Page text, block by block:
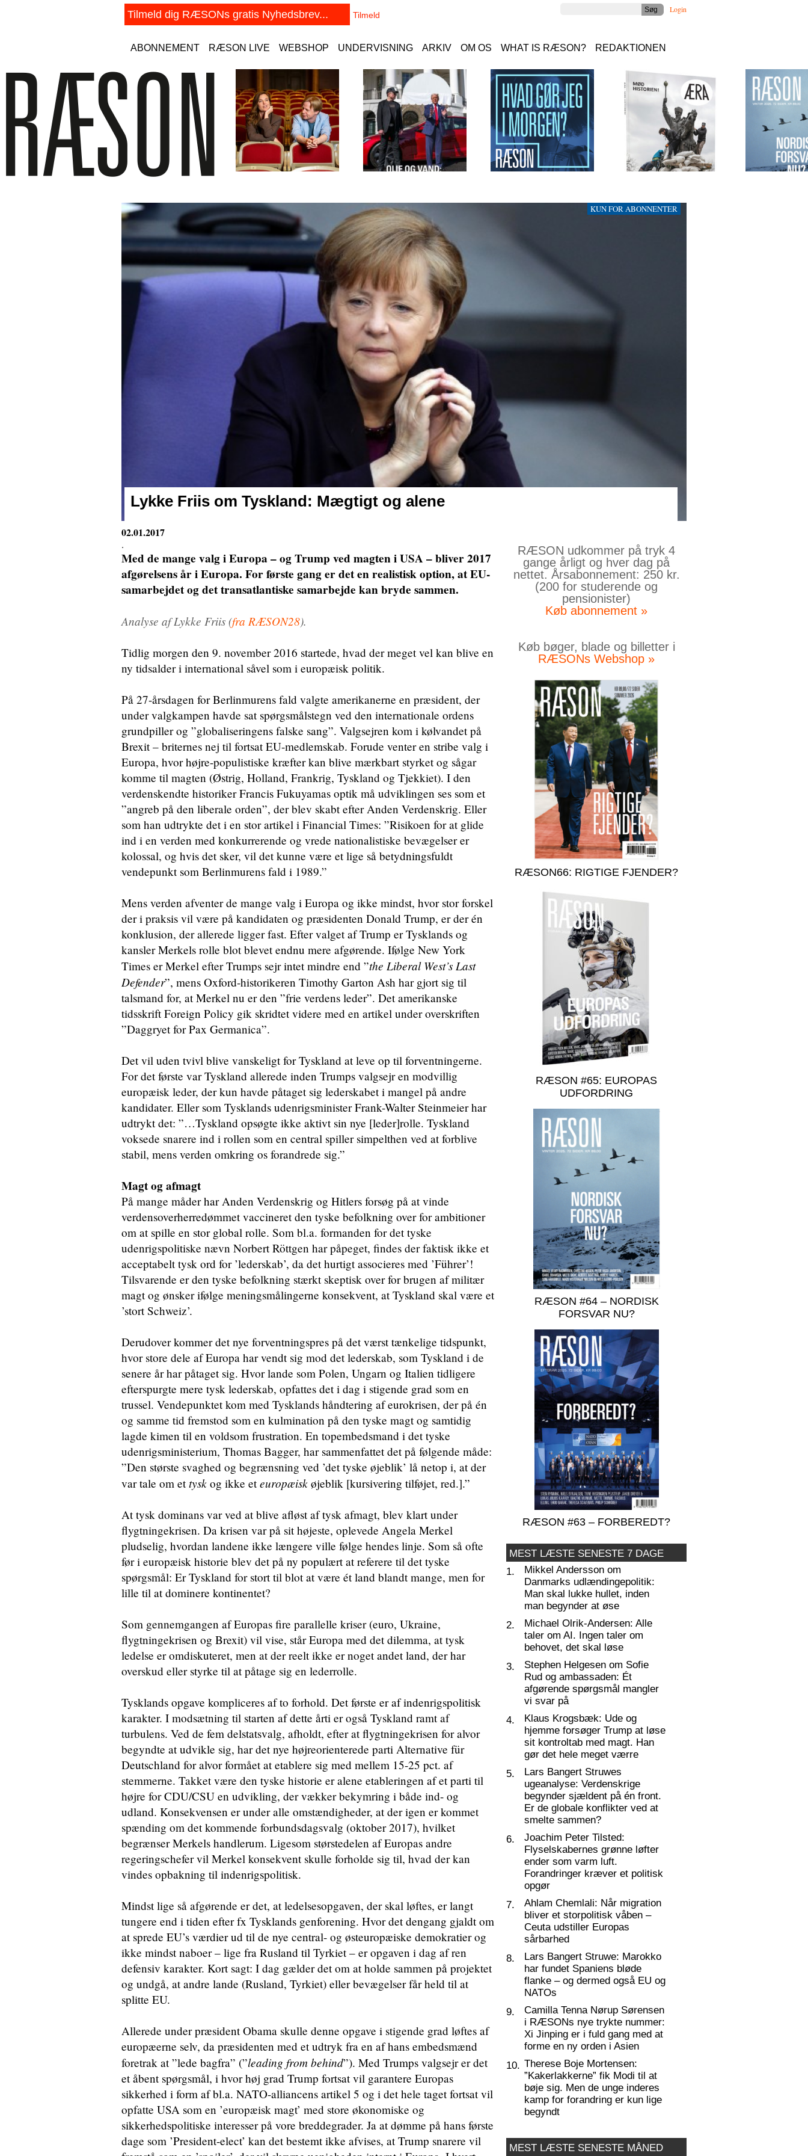
Login
ABONNEMENT RÆSON LIVE WEBSHOP UNDERVISNING ARKIV OM OS WHAT IS RÆSON? REDAKTIONEN
KUN FOR ABONNENTER
Lykke Friis om Tyskland: Mægtigt og alene
02.01.2017
.
Med de mange valg i Europa – og Trump ved magten i USA – bliver 2017
afgørelsens år i Europa. For første gang er det en realistisk option, at EU-
samarbejdet og det transatlantiske samarbejde kan bryde sammen.
Analyse af Lykke Friis (fra RÆSON28).
Tidlig morgen den 9. november 2016 startede, hvad der meget vel kan blive en
ny tidsalder i international såvel som i europæisk politik.
På 27-årsdagen for Berlinmurens fald valgte amerikanerne en præsident, der
under valgkampen havde sat spørgsmålstegn ved den internationale ordens
grundpiller og ”globaliseringens falske sang”. Valgsejren kom i kølvandet på
Brexit – briternes nej til fortsat EU-medlemskab. Forude venter en stribe valg i
Europa, hvor højre-populistiske kræfter kan blive mærkbart styrket og sågar
komme til magten (Østrig, Holland, Frankrig, Tyskland og Tjekkiet). I den
verdenskendte historiker Francis Fukuyamas optik må udviklingen ses som et
”angreb på den liberale orden”, der blev skabt efter Anden Verdenskrig. Eller
som han udtrykte det i en stor artikel i Financial Times: ”Risikoen for at glide
ind i en verden med konkurrerende og vrede nationalistiske bevægelser er
kolossal, og hvis det sker, vil det kunne være et lige så betydningsfuldt
vendepunkt som Berlinmurens fald i 1989.”
Mens verden afventer de mange valg i Europa og ikke mindst, hvor stor forskel
der i praksis vil være på kandidaten og præsidenten Donald Trump, er der én
konklusion, der allerede ligger fast. Efter valget af Trump er Tysklands og
kansler Merkels rolle blot blevet endnu mere afgørende. Ifølge New York
Times er Merkel efter Trumps sejr intet mindre end ”the Liberal West’s Last
Defender”, mens Oxford-historikeren Timothy Garton Ash har gjort sig til
talsmand for, at Merkel nu er den ”frie verdens leder”. Det amerikanske
tidsskrift Foreign Policy gik skridtet videre med en artikel under overskriften
”Daggryet for Pax Germanica”.
Det vil uden tvivl blive vanskeligt for Tyskland at leve op til forventningerne.
For det første var Tyskland allerede inden Trumps valgsejr en modvillig
europæisk leder, der kun havde påtaget sig lederskabet i mangel på andre
kandidater. Eller som Tysklands udenrigsminister Frank-Walter Steinmeier har
udtrykt det: ”…Tyskland opsøgte ikke aktivt sin nye [leder]rolle. Tyskland
voksede snarere ind i rollen som en central spiller simpelthen ved at forblive
stabil, mens verden omkring os forandrede sig.”
Magt og afmagt
På mange måder har Anden Verdenskrig og Hitlers forsøg på at vinde
verdensoverherredømmet vaccineret den tyske befolkning over for ambitioner
om at spille en stor global rolle. Som bl.a. formanden for det tyske
udenrigspolitiske nævn Norbert Röttgen har påpeget, findes der faktisk ikke et
acceptabelt tysk ord for ’lederskab’, da det hurtigt associeres med ’Führer’!
Tilsvarende er den tyske befolkning stærkt skeptisk over for brugen af militær
magt og ønsker ifølge meningsmålingerne konsekvent, at Tyskland skal være et
’stort Schweiz’.
Derudover kommer det nye forventningspres på det værst tænkelige tidspunkt,
hvor store dele af Europa har vendt sig mod det lederskab, som Tyskland i de
senere år har påtaget sig. Hvor lande som Polen, Ungarn og Italien tidligere
efterspurgte mere tysk lederskab, opfattes det i dag i stigende grad som en
trussel. Vendepunktet kom med Tysklands håndtering af eurokrisen, der på én
og samme tid fremstod som en kulmination på den tyske magt og samtidig
lagde kimen til en voldsom frustration. En topembedsmand i det tyske
udenrigsministerium, Thomas Bagger, har sammenfattet det på følgende måde:
”Den største svaghed og begrænsning ved ’det tyske øjeblik’ lå netop i, at der
var tale om ettysk og ikke eteuropæisk øjeblik [kursivering tilføjet, red.].”
At tysk dominans var ved at blive afløst af tysk afmagt, blev klart under
flygtningekrisen. Da krisen var på sit højeste, oplevede Angela Merkel
pludselig, hvordan landene ikke længere ville følge hendes linje. Som så ofte
før i europæisk historie blev det på ny populært at referere til det tyske
spørgsmål: Er Tyskland for stort til blot at være ét land blandt mange, men for
lille til at dominere kontinentet?
Som gennemgangen af Europas fire parallelle kriser (euro, Ukraine,
flygtningekrisen og Brexit) vil vise, står Europa med det dilemma, at tysk
ledelse er omdiskuteret, men at der reelt ikke er noget andet land, der har
overskud eller styrke til at påtage sig en lederrolle.
Tysklands opgave kompliceres af to forhold. Det første er af indenrigspolitisk
karakter. I modsætning til starten af dette årti er også Tyskland ramt af
turbulens. Ved de fem delstatsvalg, afholdt, efter at flygtningekrisen for alvor
begyndte at udvikle sig, har det nye højreorienterede parti Alternative für
Deutschland for alvor formået at etablere sig med mellem 15-25 pct. af
stemmerne. Takket være den tyske historie er alene etableringen af et parti til
højre for CDU/CSU en udvikling, der vækker bekymring i både ind- og
udland. Konsekvensen er under alle omstændigheder, at der igen er kommet
spænding om det kommende forbundsdagsvalg (oktober 2017), hvilket
begrænser Merkels handlerum. Ligesom størstedelen af Europas andre
regeringschefer vil Merkel konsekvent skulle forholde sig til, hvad der kan
vindes opbakning til indenrigspolitisk.
Mindst lige så afgørende er det, at ledelsesopgaven, der skal løftes, er langt
tungere end i tiden efter fx Tysklands genforening. Hvor det dengang gjaldt om
at sprede EU’s værdier ud til de nye central- og østeuropæiske demokratier og
ikke mindst naboer – lige fra Rusland til Tyrkiet – er opgaven i dag af ren
defensiv karakter. Kort sagt: I dag gælder det om at holde sammen på projektet
og undgå, at andre lande (Rusland, Tyrkiet) eller bevægelser får held til at
splitte EU.
Allerede under præsident Obama skulle denne opgave i stigende grad løftes af
europæerne selv, da præsidenten med et udtryk fra en af hans embedsmænd
foretrak at ”lede bagfra” (”leading from behind”). Med Trumps valgsejr er det
et åbent spørgsmål, i hvor høj grad Trump fortsat vil garantere Europas
sikkerhed i form af bl.a. NATO-alliancens artikel 5 og i det hele taget fortsat vil
opfatte USA som en ’europæisk magt’ med store økonomiske og
sikkerhedspolitiske interesser på vore breddegrader. Ja at dømme på hans første
dage som ’President-elect’ kan det bestemt ikke afvises, at Trump snarere vil
RÆSON udkommer på tryk 4
gange årligt og hver dag på
nettet. Årsabonnement: 250 kr.
(200 for studerende og
pensionister)
Køb abonnement »
Køb bøger, blade og billetter i
RÆSONs Webshop »
RÆSON66: RIGTIGE FJENDER?
RÆSON #65: EUROPAS
UDFORDRING
RÆSON #64 – NORDISK
FORSVAR NU?
RÆSON #63 – FORBEREDT?
MEST LÆSTE SENESTE 7 DAGE
1.
Mikkel Andersson om
Danmarks udlændingepolitik:
Man skal lukke hullet, inden
man begynder at øse
2.
Michael Olrik-Andersen: Alle
taler om AI. Ingen taler om
behovet, det skal løse
3.
Stephen Helgesen om Sofie
Rud og ambassaden: Ét
afgørende spørgsmål mangler
vi svar på
4.
Klaus Krogsbæk: Ude og
hjemme forsøger Trump at løse
sit kontroltab med magt. Han
gør det hele meget værre
5.
Lars Bangert Struwes
ugeanalyse: Verdenskrige
begynder sjældent på én front.
Er de globale konflikter ved at
smelte sammen?
6.
Joachim Peter Tilsted:
Flyselskabernes grønne løfter
ender som varm luft.
Forandringer kræver et politisk
opgør
7.
Ahlam Chemlali: Når migration
bliver et storpolitisk våben –
Ceuta udstiller Europas
sårbarhed
8.
Lars Bangert Struwe: Marokko
har fundet Spaniens bløde
flanke – og dermed også EU og
NATOs
9.
Camilla Tenna Nørup Sørensen
i RÆSONs nye trykte nummer:
Xi Jinping er i fuld gang med at
forme en ny orden i Asien
10. Therese Boje Mortensen:
”Kakerlakkerne” fik Modi til at
bøje sig. Men de unge inderes
kamp for forandring er kun lige
begyndt
MEST LÆSTE SENESTE MÅNED